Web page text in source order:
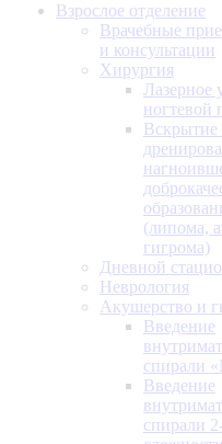
Взрослое отделение
Врачебные
и консультации
Хирургия
Лазерное
ногтевой
Вскрытие
(липома,
гигрома)
Дневной
Неврология
Акушерство и
Введение
спирали
Введение
спирали